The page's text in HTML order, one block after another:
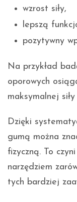
wzrost siły,
lepszą
pozytywny
Na przykład
oporowych
maksymalnej
Dzięki
gumą można
fizyczną. To
narzędziem
tych bardziej